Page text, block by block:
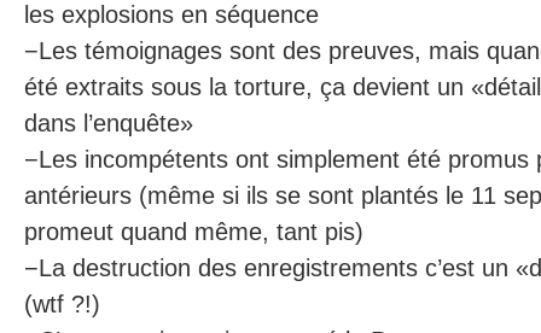
les explosions en séquence
−Les témoignages sont des preuves, mais
été extraits sous la torture, ça devient un
dans l’enquête»
−Les incompétents ont simplement été promus
antérieurs (même si ils se sont plantés le 11
promeut quand même, tant pis)
−La destruction des enregistrements c’est un
(wtf ?!)